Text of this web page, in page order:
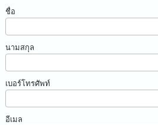
ชื่อ
นามสกุล
เบอร์โทรศัพท์
อีเมล